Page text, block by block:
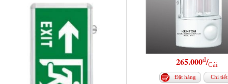
265.000đ/Cái
Đặt hàng Chi tiết